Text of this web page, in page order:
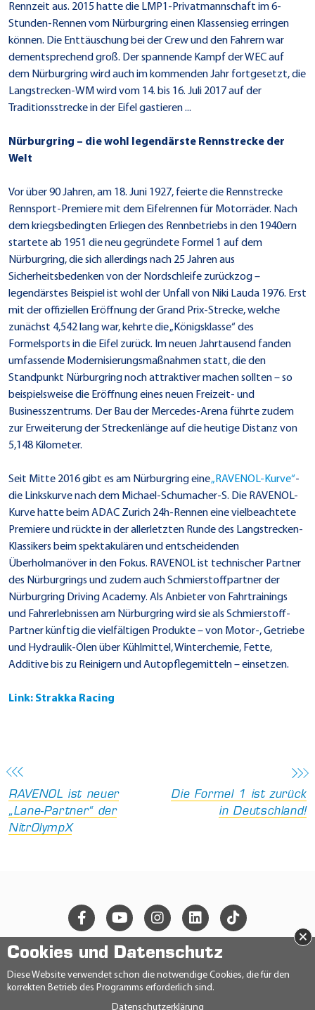
Rennzeit aus. 2015 hatte die LMP1-Privatmannschaft im 6-
Stunden-Rennen vom Nürburgring einen Klassensieg erringen
können. Die Enttäuschung bei der Crew und den Fahrern war
dementsprechend groß. Der spannende Kampf der WEC auf
dem Nürburgring wird auch im kommenden Jahr fortgesetzt, die
Langstrecken-WM wird vom 14. bis 16. Juli 2017 auf der
Traditionsstrecke in der Eifel gastieren ...
Nürburgring – die wohl legendärste Rennstrecke der
Welt
Vor über 90 Jahren, am 18. Juni 1927, feierte die Rennstrecke
Rennsport-Premiere mit dem Eifelrennen für Motorräder. Nach
dem kriegsbedingten Erliegen des Rennbetriebs in den 1940ern
startete ab 1951 die neu gegründete Formel 1 auf dem
Nürburgring, die sich allerdings nach 25 Jahren aus
Sicherheitsbedenken von der Nordschleife zurückzog –
legendärstes Beispiel ist wohl der Unfall von Niki Lauda 1976. Erst
mit der offiziellen Eröffnung der Grand Prix-Strecke, welche
zunächst 4,542 lang war, kehrte die „Königsklasse“ des
Formelsports in die Eifel zurück. Im neuen Jahrtausend fanden
umfassende Modernisierungsmaßnahmen statt, die den
Standpunkt Nürburgring noch attraktiver machen sollten – so
beispielsweise die Eröffnung eines neuen Freizeit- und
Businesszentrums. Der Bau der Mercedes-Arena führte zudem
zur Erweiterung der Streckenlänge auf die heutige Distanz von
5,148 Kilometer.
Seit Mitte 2016 gibt es am Nürburgring eine„RAVENOL-Kurve“-
die Linkskurve nach dem Michael-Schumacher-S. Die RAVENOL-
Kurve hatte beim ADAC Zurich 24h-Rennen eine vielbeachtete
Premiere und rückte in der allerletzten Runde des Langstrecken-
Klassikers beim spektakulären und entscheidenden
Überholmanöver in den Fokus. RAVENOL ist technischer Partner
des Nürburgrings und zudem auch Schmierstoffpartner der
Nürburgring Driving Academy. Als Anbieter von Fahrtrainings
und Fahrerlebnissen am Nürburgring wird sie als Schmierstoff-
Partner künftig die vielfältigen Produkte – von Motor-, Getriebe
und Hydraulik-Ölen über Kühlmittel, Winterchemie, Fette,
Additive bis zu Reinigern und Autopflegemitteln – einsetzen.
Link: Strakka Racing
RAVENOL ist neuer
„Lane-Partner“ der
NitrOlympX
Die Formel 1 ist zurück
in Deutschland!
Cookies und Datenschutz
Diese Website verwendet schon die notwendige Cookies, die für den
korrekten Betrieb des Programms erforderlich sind.
Datenschutzerklärung
×
© 2026 Ravensberger Schmierstoffvertrieb GmbH